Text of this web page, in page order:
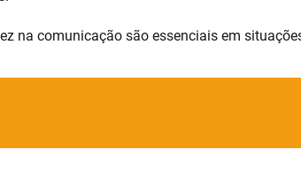
na comunicação são essenciais em